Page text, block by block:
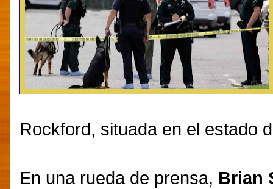
Rockford, situada en el estado
En una rueda de prensa, Brian